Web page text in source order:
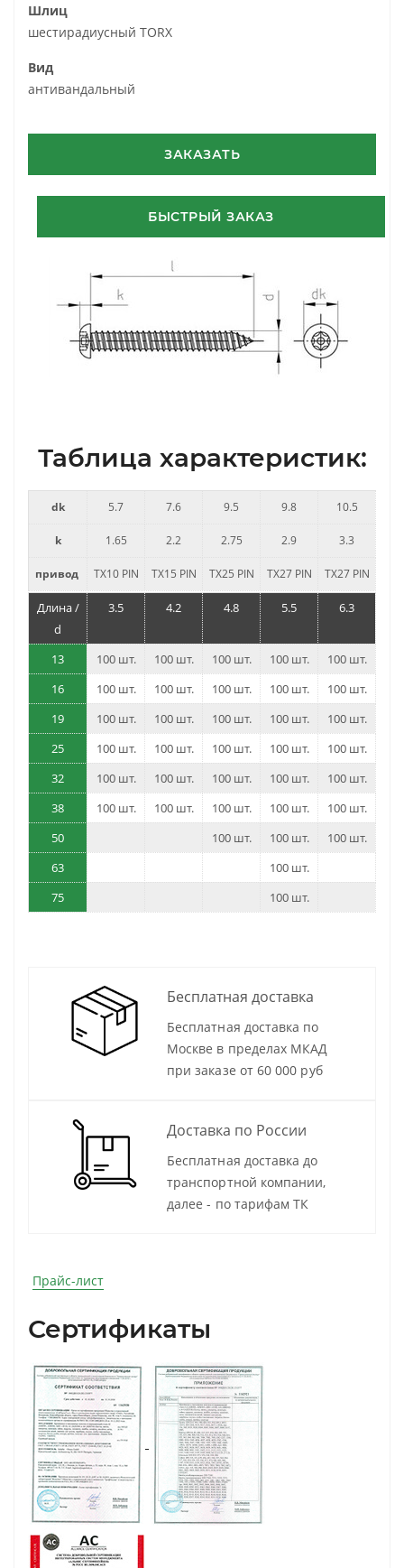
Шлиц
шестирадиусный TORX
Вид
антивандальный
ЗАКАЗАТЬ
БЫСТРЫЙ ЗАКАЗ
Таблица характеристик:
dk 5.7 7.6 9.5 9.8 10.5
k 1.65 2.2 2.75 2.9 3.3
привод ТХ10 PIN ТХ15 PIN ТХ25 PIN ТХ27 PIN ТХ27 PIN
Длина /
d
3.5 4.2 4.8 5.5 6.3
13 100 шт. 100 шт. 100 шт. 100 шт.
100 шт.
16
100 шт. 100 шт. 100 шт. 100 шт.
100 шт.
19
100 шт. 100 шт. 100 шт. 100 шт.
100 шт.
25
100 шт. 100 шт. 100 шт. 100 шт.
100 шт.
32
100 шт. 100 шт. 100 шт. 100 шт.
100 шт.
38
100 шт. 100 шт. 100 шт. 100 шт.
100 шт.
50
100 шт. 100 шт.
100 шт.
63
100 шт.
75
100 шт.
Бесплатная доставка
Бесплатная доставка по
Москве в пределах МКАД
при заказе от 60 000 руб
Доставка по России
Бесплатная доставка до
транспортной компании,
далее - по тарифам ТК
Прайс-лист
Сертификаты